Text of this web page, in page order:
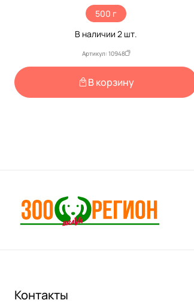
500 г
В наличии 2 шт.
Артикул: 10948
В корзину
Контакты